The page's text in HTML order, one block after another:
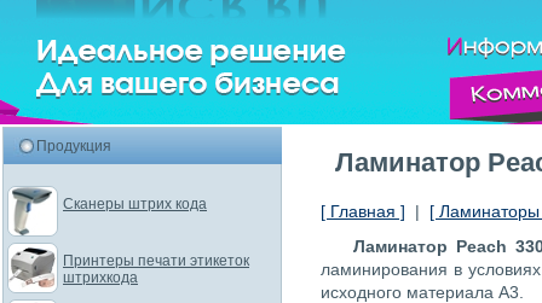
Ламинатор
[ Главная ] | [
Ламинатор Peach
ламинирования в
исходного материала А3.
Продукция
Сканеры штрих кода
Принтеры печати этикеток
штрихкода